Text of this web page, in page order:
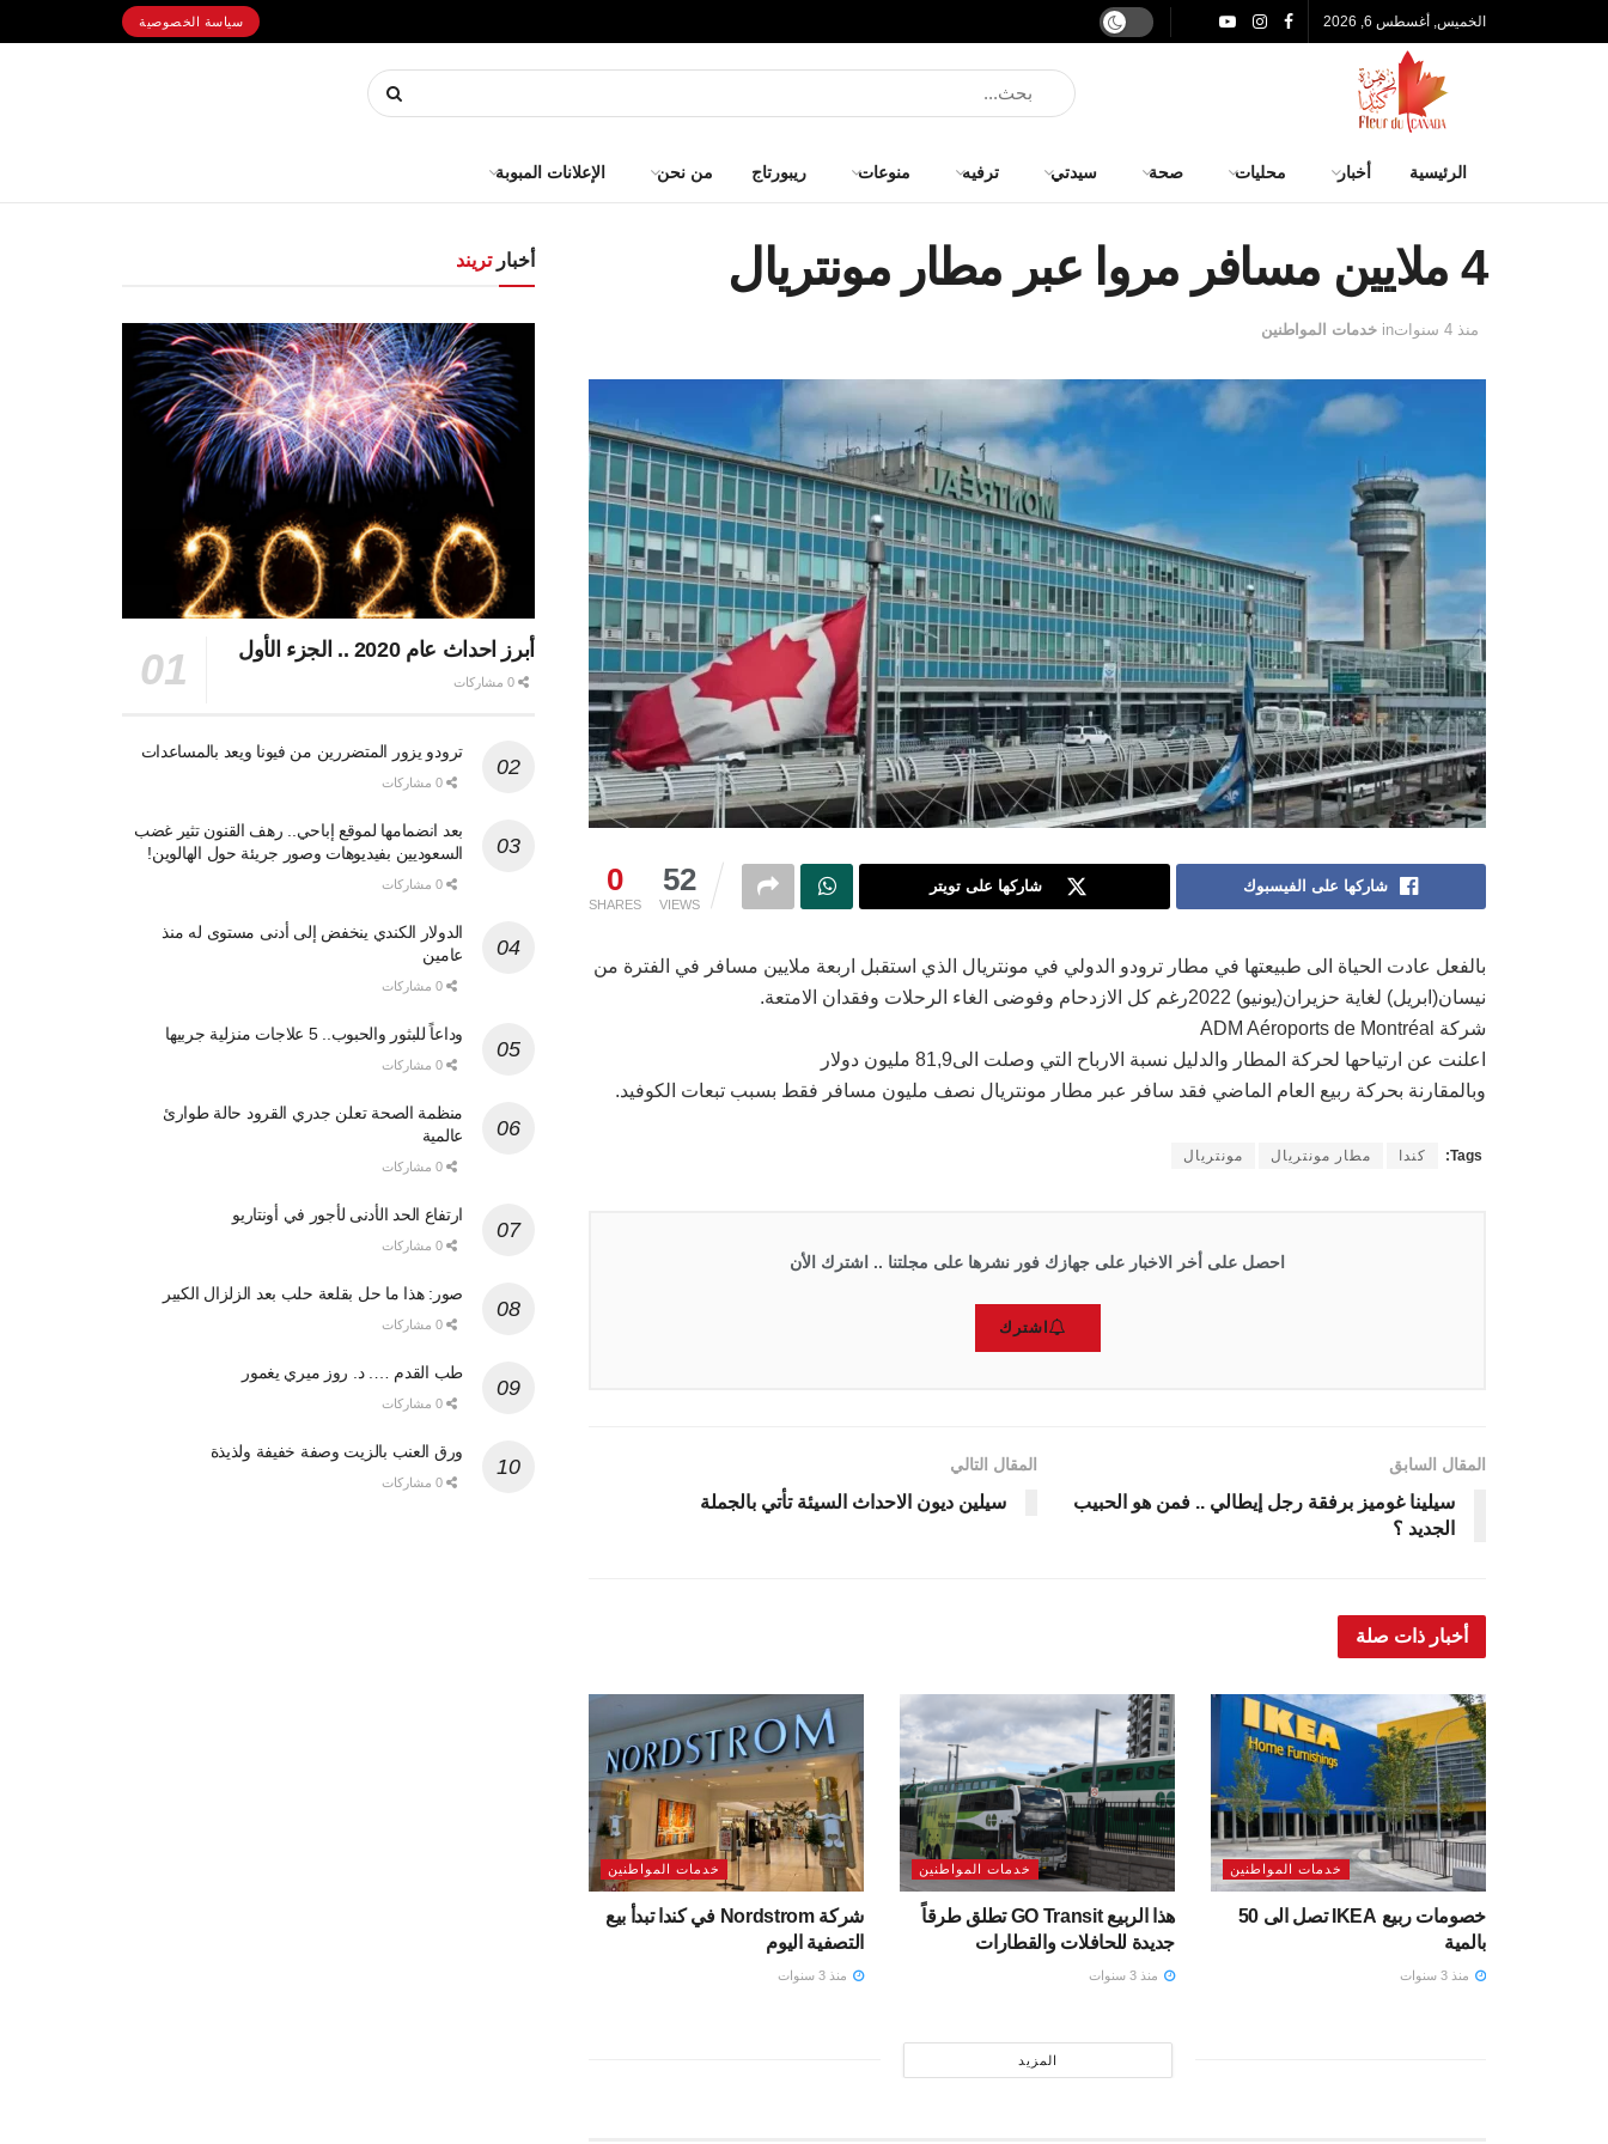
الخميس, أغسطس 6, 2026 سياسة الخصوصية
الرئيسية أخبار محليات صحة سيدتي ترفيه منوعات ريبورتاج من نحن الإعلانات المبوبة
4 ملايين مسافر مروا عبر مطار مونتريال
منذ 4 سنوات in خدمات المواطنين
0
SHARES
52
VIEWS
شاركها على الفيسبوك شاركها على تويتر
بالفعل عادت الحياة الى طبيعتها في مطار ترودو الدولي في مونتريال الذي استقبل اربعة ملايين مسافر في الفترة من
نيسان(ابريل) لغاية حزيران(يونيو) 2022رغم كل الازدحام وفوضى الغاء الرحلات وفقدان الامتعة.
شركة ADM Aéroports de Montréal
اعلنت عن ارتياحها لحركة المطار والدليل نسبة الارباح التي وصلت الى81,9 مليون دولار
وبالمقارنة بحركة ربيع العام الماضي فقد سافر عبر مطار مونتريال نصف مليون مسافر فقط بسبب تبعات الكوفيد.
Tags: كندا مطار مونتريال مونتريال
احصل على أخر الاخبار على جهازك فور نشرها على مجلتنا .. اشترك الأن
اشترك
المقال السابق
سيلينا غوميز برفقة رجل إيطالي .. فمن هو الحبيب
الجديد ؟
المقال التالي
سيلين ديون الاحداث السيئة تأتي بالجملة
أخبار ذات صلة
خدمات المواطنين
خصومات ربيع IKEA تصل الى 50
بالمية
منذ 3 سنوات
خدمات المواطنين
هذا الربيع GO Transit تطلق طرقاً
جديدة للحافلات والقطارات
منذ 3 سنوات
خدمات المواطنين
شركة Nordstrom في كندا تبدأ بيع
التصفية اليوم
منذ 3 سنوات
المزيد
أخبارتريند
أبرز احداث عام 2020 .. الجزء الأول
ترودو يزور المتضررين من فيونا ويعد بالمساعدات
بعد انضمامها لموقع إباحي.. رهف القنون تثير غضب
السعوديين بفيديوهات وصور جريئة حول الهالوين!
الدولار الكندي ينخفض إلى أدنى مستوى له منذ
عامين
وداعاً للبثور والحبوب.. 5 علاجات منزلية جربيها
منظمة الصحة تعلن جدري القرود حالة طوارئ
عالمية
ارتفاع الحد الأدنى لأجور في أونتاريو
صور: هذا ما حل بقلعة حلب بعد الزلزال الكبير
طب القدم …. د. روز ميري يغمور
ورق العنب بالزيت وصفة خفيفة ولذيذة